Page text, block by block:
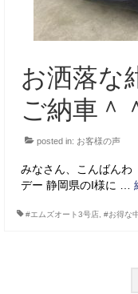
お洒落な
ご納車＾
posted in: お客様の声
みなさん、こんばんわ
デー 静岡県のI様に …
#エムズオート3号店 #お得な